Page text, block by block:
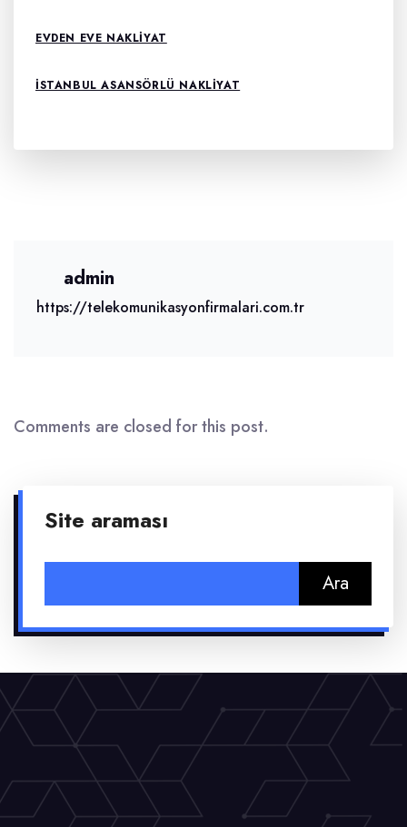
EVDEN EVE NAKLIYAT
İSTANBUL ASANSÖRLÜ NAKLIYAT
admin
https://telekomunikasyonfirmalari.com.tr
Comments are closed for this post.
Site araması